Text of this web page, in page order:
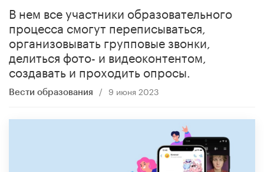
В нем все участники образовательного
процесса смогут переписываться,
организовывать групповые звонки,
делиться фото- и видеоконтентом,
создавать и проходить опросы.
Вести образования / 9 июня 2023